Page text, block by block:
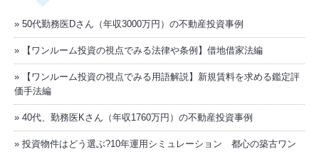
50代勤務医Dさん（年収3000万円）の不動産投資事例
【ワンルーム投資の視点でみる法律や条例】借地借家法編
【ワンルーム投資の視点でみる用語解説】新規賃料を求める鑑定評
価手法編
40代、勤務医Kさん（年収1760万円）の不動産投資事例
投資物件はどう選ぶ?10年運用シミュレーション 都心の築古ワン